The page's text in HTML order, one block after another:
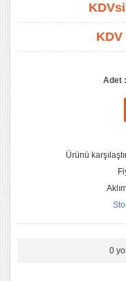
KDV
Adet :
Ürünü
0